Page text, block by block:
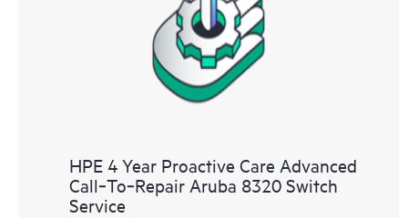
à distance pour superviser les appareils et collecter des
données, ce qui permet d'accélérer la prise en charge et les
services. Pour bénéficier de ce service d'assistance, il est
impératif que la version la plus récente de Remote Support
HPE 4 Year Proactive Care Advanced
Call‑To‑Repair Aruba 8320 Switch
Service